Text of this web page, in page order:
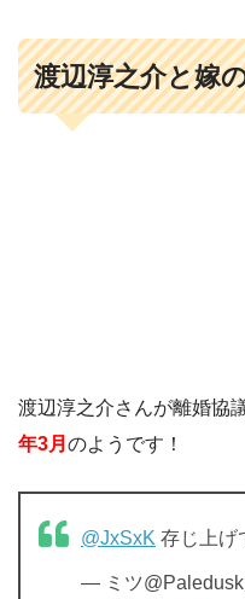
渡辺淳之介と嫁
渡辺淳之介さんが離婚協
年3月 のようです！
@JxSxK 存じ上げ
— ミツ@Paledusk